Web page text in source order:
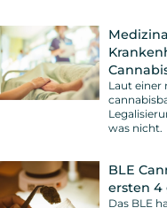
Laut einer
was nicht.
BLE
ersten
Das BLE